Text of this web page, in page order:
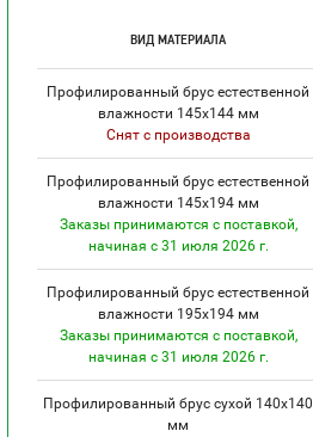
ВИД МАТЕРИАЛА
Профилированный брус естественной
влажности 145х144 мм
Снят с производства
Профилированный брус естественной
влажности 145х194 мм
Заказы принимаются с поставкой,
начиная с 31 июля 2026 г.
Профилированный брус естественной
влажности 195х194 мм
Заказы принимаются с поставкой,
начиная с 31 июля 2026 г.
Профилированный брус сухой 140х140
мм